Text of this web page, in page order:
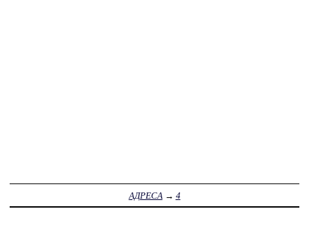
АДРЕСА → 4